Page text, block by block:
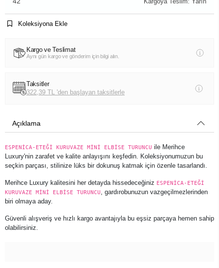
Koleksiyona Ekle
Kargo ve Teslimat
Aynı gün kargo ve gönderim için bilgi alın.
Taksitler
322,39 TL 'den başlayan taksitlerle
Açıklama
ESPENİCA-ETEĞİ KURUVAZE MİNİ ELBİSE TURUNCU ile Merihce
Luxury'nin zarafet ve kalite anlayışını keşfedin. Koleksiyonumuzun bu
seçkin parçası, stilinize lüks bir dokunuş katmak için özenle tasarlandı.
Merihce Luxury kalitesini her detayda hissedeceğiniz ESPENİCA-ETEĞİ
KURUVAZE MİNİ ELBİSE TURUNCU
, gardırobunuzun vazgeçilmezlerinden
biri olmaya aday.
Güvenli alışveriş ve hızlı kargo avantajıyla bu eşsiz parçaya hemen sahip
olabilirsiniz.